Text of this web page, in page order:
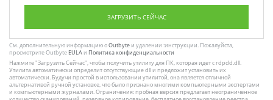
ЗАГРУЗИТЬ СЕЙЧАС
См. дополнительную информацию оOutbyteи удалении :инструкции. Пожалуйста,
просмотрите Outbyte EULAи Политика конфиденциальности
Нажмите"Загрузить Сейчас", чтобы получить утилиту для ПК, которая идет с rdpdd.dll.
Утилита автоматически определит отсутствующие dll и предложит установить их
автоматически. Будучи простой в использовании утилитой, она является отличной
альтернативой ручной установке, что было признано многими компьютерными экспертами
и компьютерными журналами. Ограничения: пробная версия предлагает неограниченное